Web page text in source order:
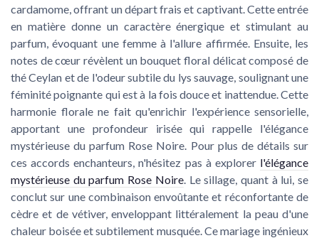
cardamome, offrant un départ frais et captivant. Cette entrée
en matière donne un caractère énergique et stimulant au
parfum, évoquant une femme à l'allure affirmée. Ensuite, les
notes de cœur révèlent un bouquet floral délicat composé de
thé Ceylan et de l'odeur subtile du lys sauvage, soulignant une
féminité poignante qui est à la fois douce et inattendue. Cette
harmonie florale ne fait qu'enrichir l'expérience sensorielle,
apportant une profondeur irisée qui rappelle l'élégance
mystérieuse du parfum Rose Noire. Pour plus de détails sur
ces accords enchanteurs, n'hésitez pas à explorer l'élégance
mystérieuse du parfum Rose Noire. Le sillage, quant à lui, se
conclut sur une combinaison envoûtante et réconfortante de
cèdre et de vétiver, enveloppant littéralement la peau d'une
chaleur boisée et subtilement musquée. Ce mariage ingénieux